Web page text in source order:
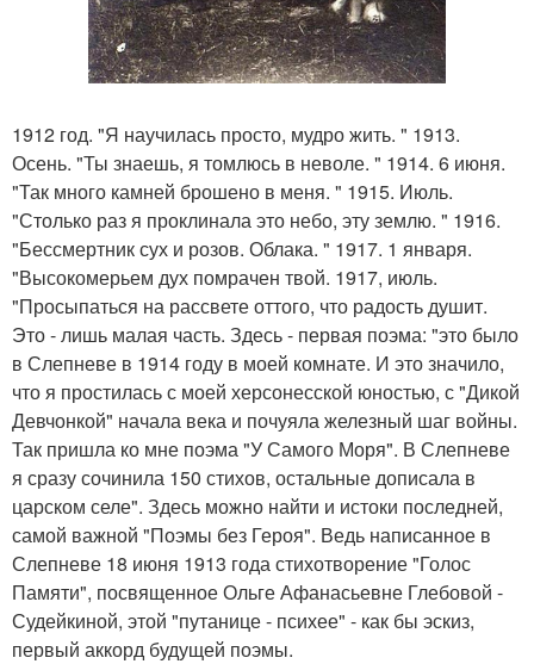
1912 год. "Я научилась просто, мудро жить. " 1913.
Осень. "Ты знаешь, я томлюсь в неволе. " 1914. 6 июня.
"Так много камней брошено в меня. " 1915. Июль.
"Столько раз я проклинала это небо, эту землю. " 1916.
"Бессмертник сух и розов. Облака. " 1917. 1 января.
"Высокомерьем дух помрачен твой. 1917, июль.
"Просыпаться на рассвете оттого, что радость душит.
Это - лишь малая часть. Здесь - первая поэма: "это было
в Слепневе в 1914 году в моей комнате. И это значило,
что я простилась с моей херсонесской юностью, с "Дикой
Девчонкой" начала века и почуяла железный шаг войны.
Так пришла ко мне поэма "У Самого Моря". В Слепневе
я сразу сочинила 150 стихов, остальные дописала в
царском селе". Здесь можно найти и истоки последней,
самой важной "Поэмы без Героя". Ведь написанное в
Слепневе 18 июня 1913 года стихотворение "Голос
Памяти", посвященное Ольге Афанасьевне Глебовой -
Судейкиной, этой "путанице - психее" - как бы эскиз,
первый аккорд будущей поэмы.